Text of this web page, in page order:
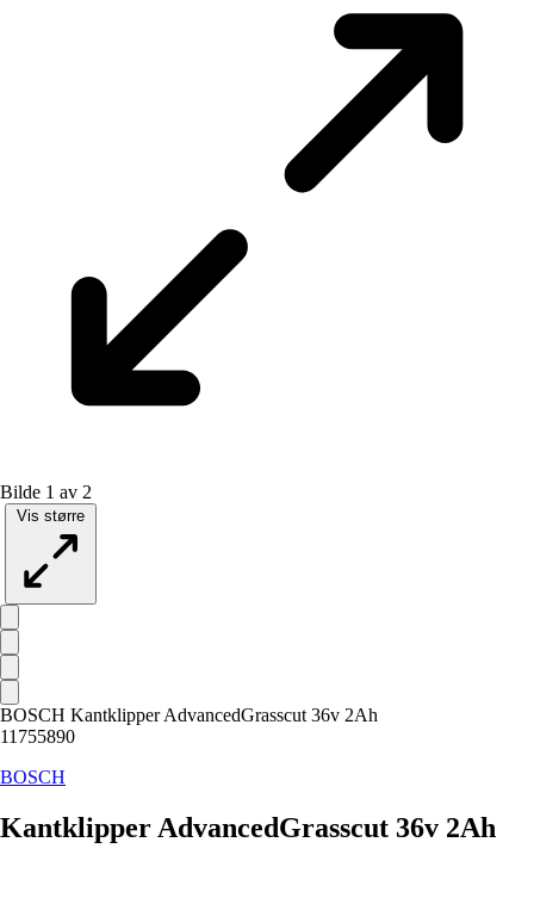
Bilde 1 av 2
Vis større
BOSCH Kantklipper AdvancedGrasscut 36v 2Ah
11755890
BOSCH
Kantklipper AdvancedGrasscut 36v 2Ah